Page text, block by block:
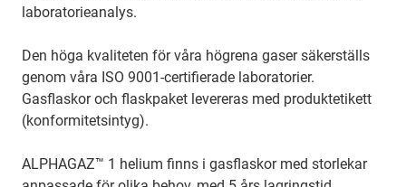
laboratorieanalys.
Den höga kvaliteten för våra högrena gaser säkerställs
genom våra ISO 9001-certifierade laboratorier.
Gasflaskor och flaskpaket levereras med produktetikett
(konformitetsintyg).
ALPHAGAZ™ 1 helium finns i gasflaskor med storlekar